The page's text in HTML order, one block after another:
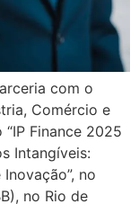
com o
Comércio e
Finance 2025
Intangíveis:
no
no Rio de